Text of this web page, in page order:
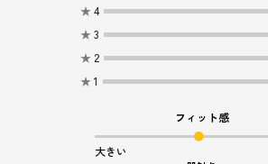
★ 4
★ 3
★ 2
★ 1
フィット感
大きい